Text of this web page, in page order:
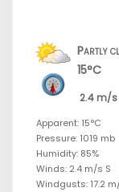
Partly
15°C
2.4 m/s
Apparent: 15°C
Pressure: 1019 mb
Humidity: 85%
Winds: 2.4 m/s S
Windgusts: 17.2